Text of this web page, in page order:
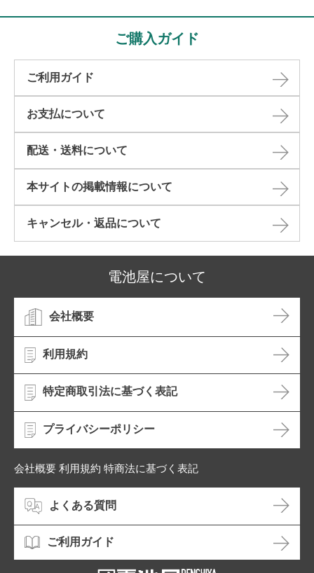
ご購入ガイド
ご利用ガイド
お支払について
配送・送料について
本サイトの掲載情報について​
キャンセル・返品について​
電池屋について
会社概要
利用規約
特定商取引法に基づく表記
プライバシーポリシー
会社概要 利用規約 特商法に基づく表記
よくある質問
ご利用ガイド